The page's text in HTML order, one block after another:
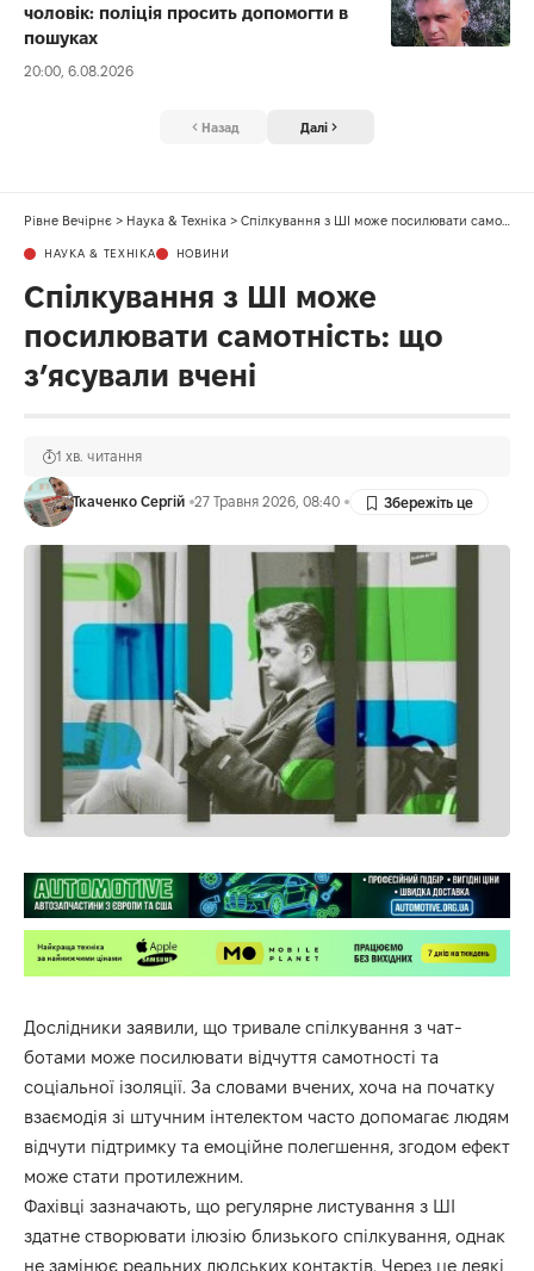
чоловік: поліція просить допомогти в
пошуках
20:00, 6.08.2026
Назад Далі
Рівне Вечірнє > Наука & Техніка > Спілкування з ШІ може посилювати самотність: що з’ясували вчені
НАУКА & ТЕХНІКА НОВИНИ
Спілкування з ШІ може
посилювати самотність: що
з’ясували вчені
Ткаченко Сергій 27 Травня 2026, 08:40
1 хв. читання
Дослідники заявили, що тривале спілкування з чат-
ботами може посилювати відчуття самотності та
соціальної ізоляції. За словами вчених, хоча на початку
взаємодія зі штучним інтелектом часто допомагає людям
відчути підтримку та емоційне полегшення, згодом ефект
може стати протилежним.
Фахівці зазначають, що регулярне листування з ШІ
здатне створювати ілюзію близького спілкування, однак
не замінює реальних людських контактів. Через це деякі